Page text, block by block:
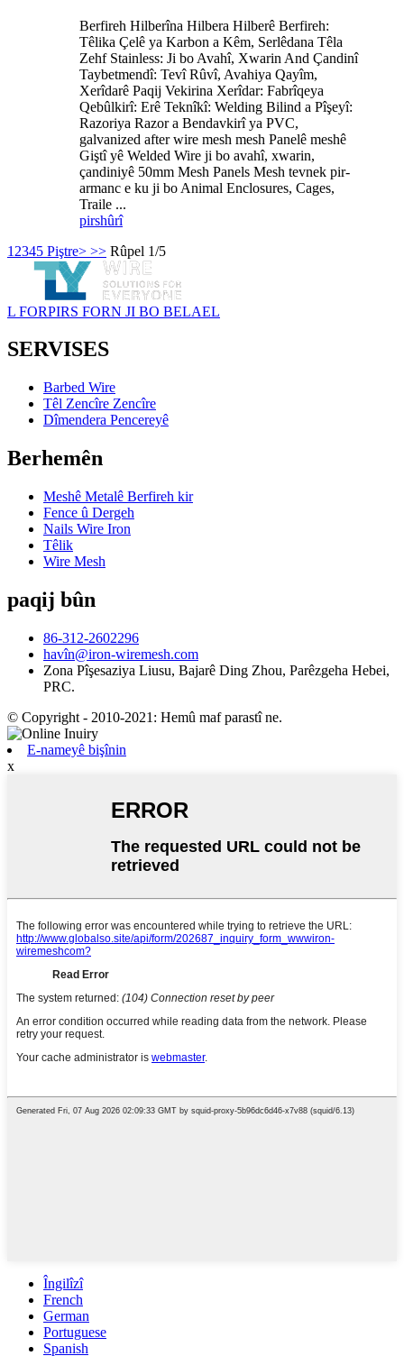
Berfireh Hilberîna Hilbera Hilberê Berfireh:
Têlika Çelê ya Karbon a Kêm, Serlêdana Têla
Zehf Stainless: Ji bo Avahî, Xwarin And Çandinî
Taybetmendî: Tevî Rûvî, Avahiya Qayîm, ​​
Xerîdarê Paqij Vekirina Xerîdar: Fabrîqeya
Qebûlkirî: Erê Teknîkî: Welding Bilind a Pîşeyî:
Razoriya Razor a Bendavkirî ya PVC,
galvanized after wire mesh mesh Panelê meshê
Giştî yê Welded Wire ji bo avahî, xwarin,
çandiniyê 50mm Mesh Panels Mesh tevnek pir-
armanc e ku ji bo Animal Enclosures, Cages,
Traile ...
pirshûrî
1 2345 Piştre> >> Rûpel 1/5
L FORPIRS FORN JI BO BELAEL
SERVISES
Barbed Wire
Têl Zencîre Zencîre
Dîmendera Pencereyê
Berhemên
Meshê Metalê Berfireh kir
Fence û Dergeh
Nails Wire Iron
Têlik
Wire Mesh
paqij bûn
86-312-2602296
havîn@iron-wiremesh.com
Zona Pîşesaziya Liusu, Bajarê Ding Zhou, Parêzgeha Hebei,
PRC.
© Copyright - 2010-2021: Hemû maf parastî ne.
E-nameyê bişînin
x
Îngilîzî
French
German
Portuguese
Spanish